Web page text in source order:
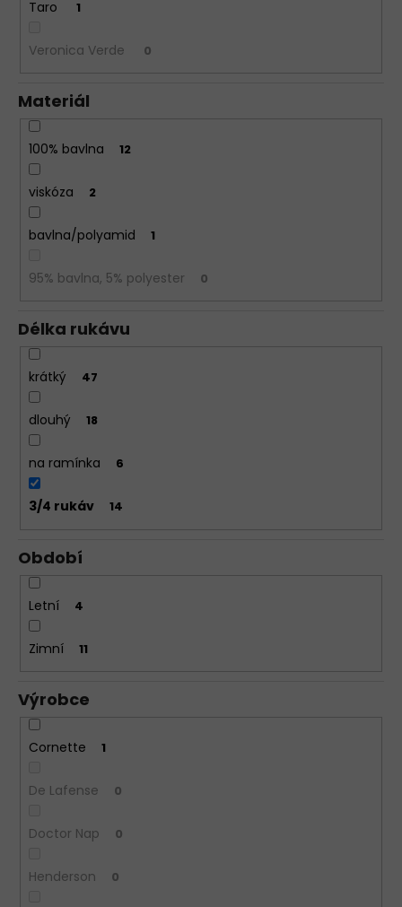
Taro 1
Veronica Verde 0
Materiál
100% bavlna 12
viskóza 2
bavlna/polyamid 1
95% bavlna, 5% polyester 0
Délka rukávu
krátký 47
dlouhý 18
na ramínka 6
3/4 rukáv 14
Období
Letní 4
Zimní 11
Výrobce
Cornette 1
De Lafense 0
Doctor Nap 0
Henderson 0